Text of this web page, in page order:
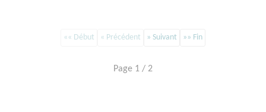
«« Début « Précédent » Suivant »» Fin
Page 1 / 2